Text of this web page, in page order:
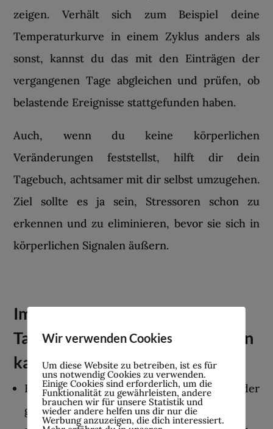
zeigen. Verhält sich zum Beispiel deine
Temperaturkurve in einem Zyklus anders als
sonst, kannst du das mit den Einträgen der
vergangenen Tage abgleichen und prüfen, ob
belastende Ereignisse stattgefunden haben.
Auch, wenn du keine körperlichen
Veränderungen feststellst, hilft dir dein
Tagebuch, achtsamer mit dir selbst umzugehen.
Ziel sollte es ja sein, Stressoren schon zu
erkennen und zu eliminieren, bevor sie sich in
körperlichen Signalen äußern.
Impulsfragen, die du in deinem
Tagebuch als Hilfestellung nutzen
kannst:
Habe ich mich heute entspannt oder
gestresst gefühlt?
Wir verwenden Cookies
Um diese Website zu betreiben, ist es für
uns notwendig Cookies zu verwenden.
Einige Cookies sind erforderlich, um die
Funktionalität zu gewährleisten, andere
brauchen wir für unsere Statistik und
wieder andere helfen uns dir nur die
Werbung anzuzeigen, die dich interessiert.